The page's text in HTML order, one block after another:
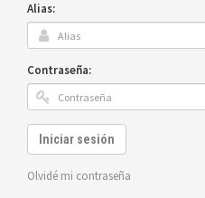
Alias:
Contraseña:
Iniciar sesión
Olvidé mi contraseña